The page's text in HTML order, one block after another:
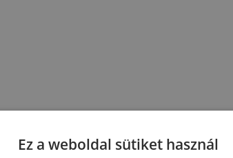
Ez a weboldal sütiket használ